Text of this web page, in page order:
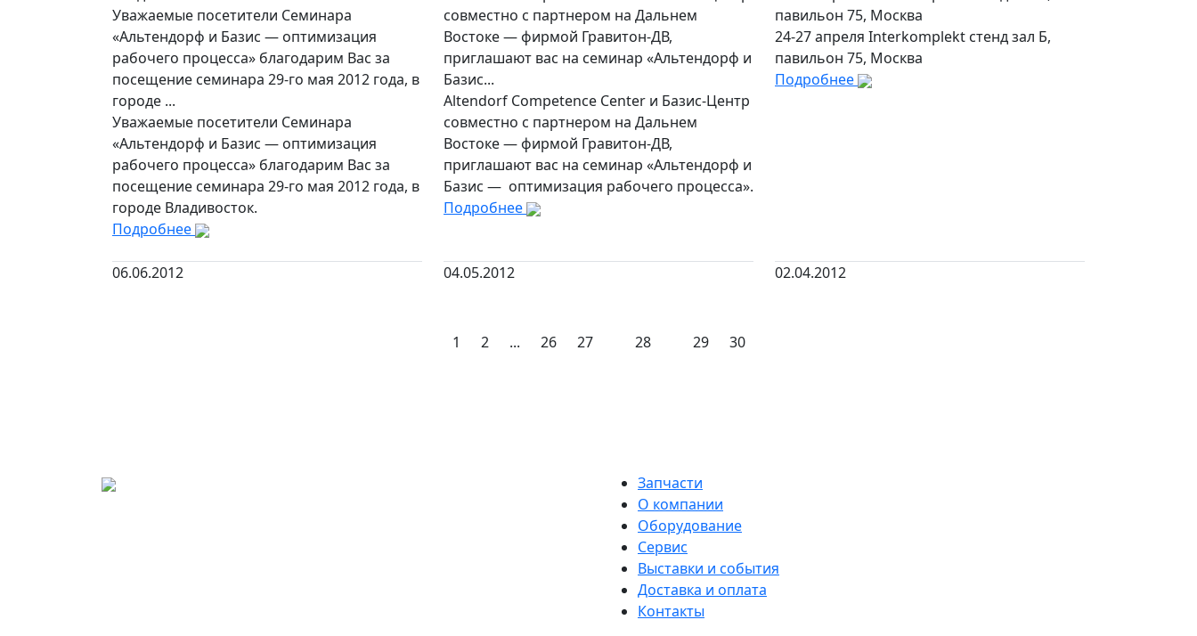
Уважаемые посетители Семинара
«Альтендорф и Базис — оптимизация
рабочего процесса» благодарим Вас за
посещение семинара 29-го мая 2012 года, в
городе ...
Уважаемые посетители Семинара
«Альтендорф и Базис — оптимизация
рабочего процесса» благодарим Вас за
посещение семинара 29-го мая 2012 года, в
городе Владивосток.
Подробнее
06.06.2012
совместно с партнером на Дальнем
Востоке — фирмой Гравитон-ДВ,
приглашают вас на семинар «Альтендорф и
Базис...
Altendorf Competence Center и Базис-Центр
совместно с партнером на Дальнем
Востоке — фирмой Гравитон-ДВ,
приглашают вас на семинар «Альтендорф и
Базис — оптимизация рабочего процесса».
Подробнее
04.05.2012
павильон 75, Москва
24-27 апреля Interkomplekt стенд зал Б,
павильон 75, Москва
Подробнее
02.04.2012
1 2 ... 26 27 28 29 30
Запчасти
О компании
Оборудование
Сервис
Выставки и события
Доставка и оплата
Контакты